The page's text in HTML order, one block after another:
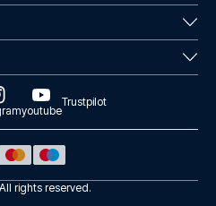
youtube
Trustpilot
rights reserved.